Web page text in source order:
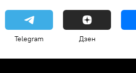
Telegram Дзен